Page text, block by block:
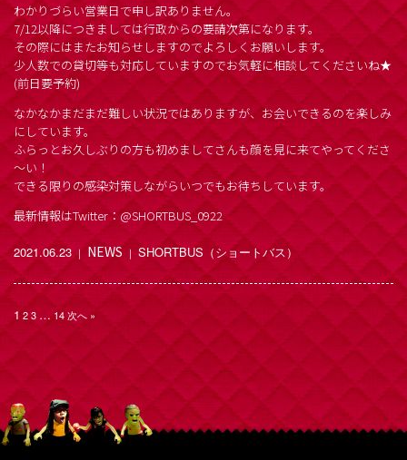
わかりづらい営業日で申し訳ありません。
7/12以降につきましては行政からの要請次第になります。
その際にはまたお知らせしますのでよろしくお願いします。
少人数での貸切等も対応していますのでお気軽に相談してくださいね★
(前日要予約)
なかなかまだまだ難しい状況ではありますが、お会いできるのを楽しみ
にしています。
ふらっとお久しぶりの方も初めましてさんも顔を見に来てやってくださ
～い！
できる限りの感染対策しながらいつでもお待ちしています。
最新情報はTwitter：@SHORTBUS_0922
2021.06.23｜ NEWS ｜ SHORTBUS（ショートバス）
1 23 … 14次へ »